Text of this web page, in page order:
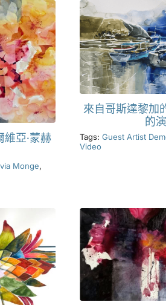
亞·蒙赫
Monge,
來自哥斯達黎加
的
Tags: Guest Artist
Video